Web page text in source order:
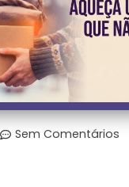
Sem Comentários